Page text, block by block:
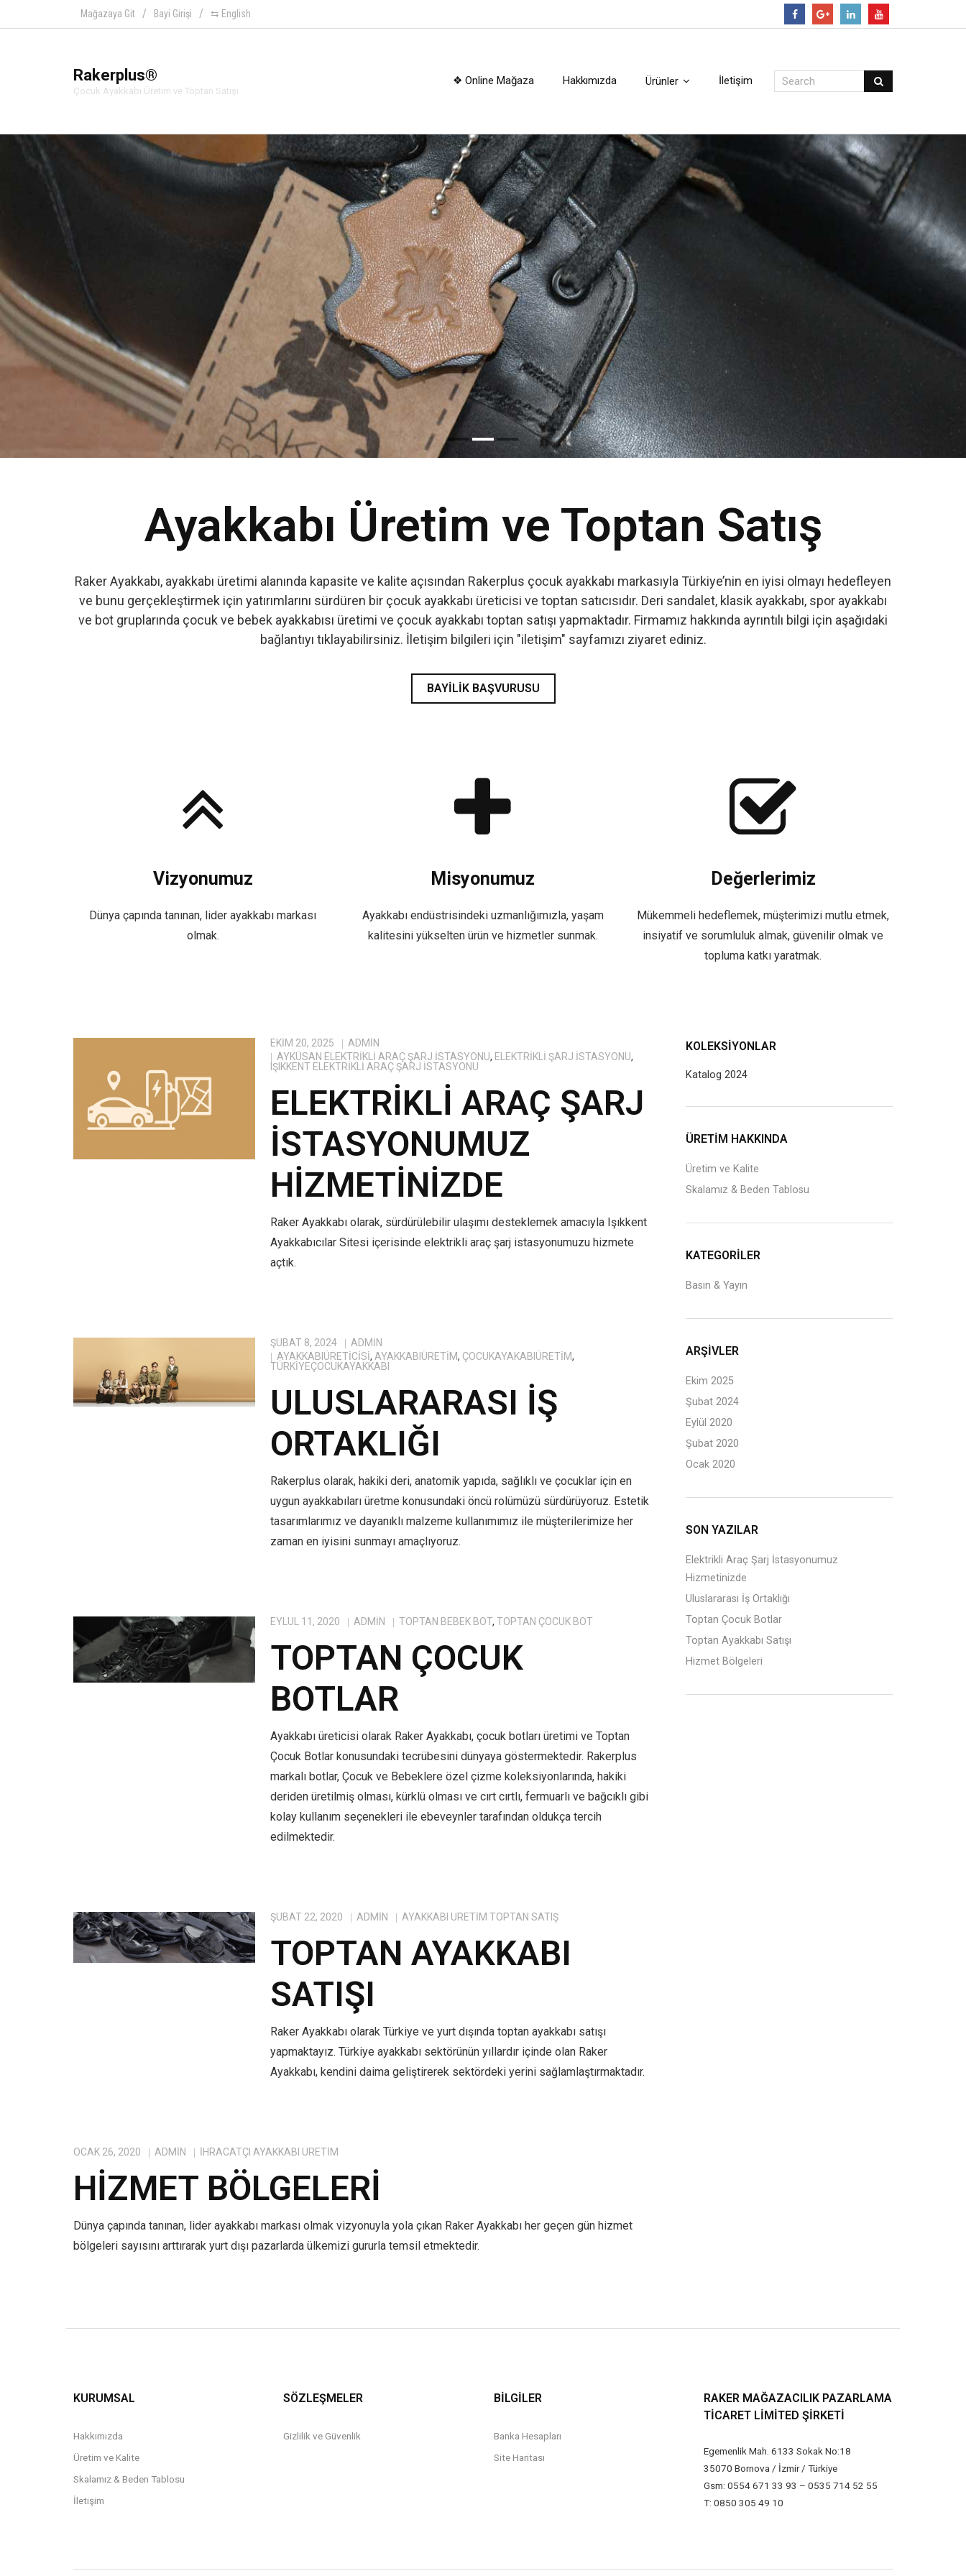
Mağazaya Git Bayi Girişi ⇆ English
Rakerplus®
Çocuk Ayakkabı Üretim ve Toptan Satışı
❖ Online Mağaza Hakkımızda Ürünler İletişim
Rakerplus® Çocuk Botları
Hakiki deriden üretilen bebe, patik, filet, garson çocuk bot modellerimizi incelemek için tıklayınız.
Read More
Ayakkabı Üretim ve Toptan Satış
Raker Ayakkabı, ayakkabı üretimi alanında kapasite ve kalite açısından Rakerplus çocuk ayakkabı markasıyla Türkiye’nin en iyisi olmayı hedefleyen
ve bunu gerçekleştirmek için yatırımlarını sürdüren bir çocuk ayakkabı üreticisi ve toptan satıcısıdır. Deri sandalet, klasik ayakkabı, spor ayakkabı
ve bot gruplarında çocuk ve bebek ayakkabısı üretimi ve çocuk ayakkabı toptan satışı yapmaktadır. Firmamız hakkında ayrıntılı bilgi için aşağıdaki
bağlantıyı tıklayabilirsiniz. İletişim bilgileri için "iletişim" sayfamızı ziyaret ediniz.
BAYILIK BAŞVURUSU
Vizyonumuz
Dünya çapında tanınan, lider ayakkabı markası
olmak.
Misyonumuz
Ayakkabı endüstrisindeki uzmanlığımızla, yaşam
kalitesini yükselten ürün ve hizmetler sunmak.
Değerlerimiz
Mükemmeli hedeflemek, müşterimizi mutlu etmek,
insiyatif ve sorumluluk almak, güvenilir olmak ve
topluma katkı yaratmak.
EKIM 20, 2025
ADMIN
AYKÜSAN ELEKTRIKLI ARAÇ ŞARJ İSTASYONU, ELEKTRIKLI ŞARJ İSTASYONU,
IŞIKKENT ELEKTRIKLI ARAÇ ŞARJ İSTASYONU
ELEKTRIKLI ARAÇ ŞARJ
İSTASYONUMUZ
HIZMETINIZDE
Raker Ayakkabı olarak, sürdürülebilir ulaşımı desteklemek amacıyla Işıkkent
Ayakkabıcılar Sitesi içerisinde elektrikli araç şarj istasyonumuzu hizmete
açtık.
ŞUBAT 8, 2024
ADMIN
AYAKKABIÜRETICISI, AYAKKABIÜRETIM, ÇOCUKAYAKABIÜRETIM,
TÜRKIYEÇOCUKAYAKKABI
ULUSLARARASI İŞ
ORTAKLIĞI
Rakerplus olarak, hakiki deri, anatomik yapıda, sağlıklı ve çocuklar için en
uygun ayakkabıları üretme konusundaki öncü rolümüzü sürdürüyoruz. Estetik
tasarımlarımız ve dayanıklı malzeme kullanımımız ile müşterilerimize her
zaman en iyisini sunmayı amaçlıyoruz.
EYLÜL 11, 2020 ADMIN TOPTAN BEBEK BOT,TOPTAN ÇOCUK BOT
TOPTAN ÇOCUK
BOTLAR
Ayakkabı üreticisi olarak Raker Ayakkabı, çocuk botları üretimi ve Toptan
Çocuk Botlar konusundaki tecrübesini dünyaya göstermektedir. Rakerplus
markalı botlar, Çocuk ve Bebeklere özel çizme koleksiyonlarında, hakiki
deriden üretilmiş olması, kürklü olması ve cırt cırtlı, fermuarlı ve bağcıklı gibi
kolay kullanım seçenekleri ile ebeveynler tarafından oldukça tercih
edilmektedir.
ŞUBAT 22, 2020 ADMIN AYAKKABI ÜRETIM TOPTAN SATIŞ
TOPTAN AYAKKABI
SATIŞI
Raker Ayakkabı olarak Türkiye ve yurt dışında toptan ayakkabı satışı
yapmaktayız. Türkiye ayakkabı sektörünün yıllardır içinde olan Raker
Ayakkabı, kendini daima geliştirerek sektördeki yerini sağlamlaştırmaktadır.
OCAK 26, 2020 ADMIN IHRACATÇI AYAKKABI ÜRETIM
HIZMET BÖLGELERI
Dünya çapında tanınan, lider ayakkabı markası olmak vizyonuyla yola çıkan Raker Ayakkabı her geçen gün hizmet
bölgeleri sayısını arttırarak yurt dışı pazarlarda ülkemizi gururla temsil etmektedir.
KOLEKSIYONLAR
Katalog 2024
ÜRETİM HAKKINDA
Üretim ve Kalite
Skalamız & Beden Tablosu
KATEGORILER
Basın & Yayın
ARŞIVLER
Ekim 2025
Şubat 2024
Eylül 2020
Şubat 2020
Ocak 2020
SON YAZILAR
Elektrikli Araç Şarj İstasyonumuz
Hizmetinizde
Uluslararası İş Ortaklığı
Toptan Çocuk Botlar
Toptan Ayakkabı Satışı
Hizmet Bölgeleri
KURUMSAL
Hakkımızda
Üretim ve Kalite
Skalamız & Beden Tablosu
İletişim
SÖZLEŞMELER
Gizlilik ve Güvenlik
BİLGİLER
Banka Hesapları
Site Haritası
RAKER MAĞAZACILIK PAZARLAMA
TICARET LIMITED ŞIRKETI
Egemenlik Mah. 6133 Sokak No:18
35070 Bornova / İzmir / Türkiye
Gsm: 0554 671 33 93 – 0535 714 52 55
T: 0850 305 49 10